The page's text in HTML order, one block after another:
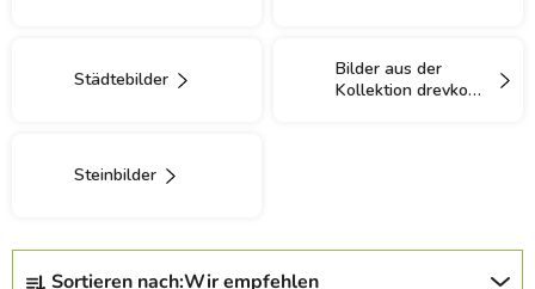
Städtebilder
Bilder aus der
Kollektion drevko
Steinbilder
P
Sortieren nach:Wir empfehlen